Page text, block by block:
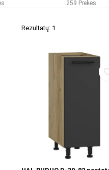
259 Prekes
Rezultatų: 1